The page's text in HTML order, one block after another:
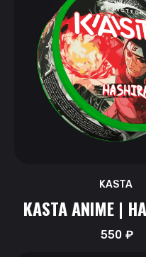
KASTA
KASTA ANIME |
550₽